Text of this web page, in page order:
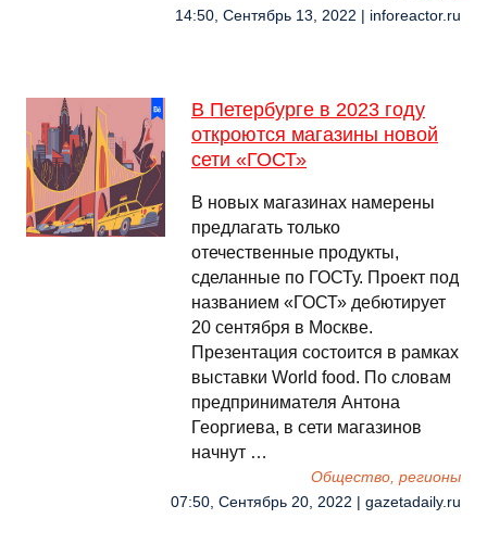
14:50, Сентябрь 13, 2022 | inforeactor.ru
В Петербурге в 2023 году
откроются магазины новой
сети «ГОСТ»
В новых магазинах намерены
предлагать только
отечественные продукты,
сделанные по ГОСТу. Проект под
названием «ГОСТ» дебютирует
20 сентября в Москве.
Презентация состоится в рамках
выставки World food. По словам
предпринимателя Антона
Георгиева, в сети магазинов
начнут …
Общество, регионы
07:50, Сентябрь 20, 2022 | gazetadaily.ru